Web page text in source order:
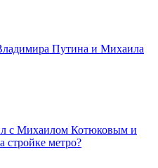
Путина и Михаила
с Михаилом Котюковым и
стройке метро?